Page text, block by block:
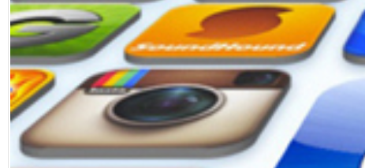
Youtube
Polemik
Reklam
Yazarlar
Künye